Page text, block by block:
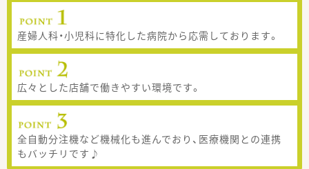
産婦人科・小児科に特化した病院から応需しております。
広々とした店舗で働きやすい環境です。
全自動分注機など機械化も進んでおり、医療機関との連携
もバッチリです♪